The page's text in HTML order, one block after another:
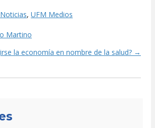
Noticias, UFM Medios
Martino
la economía en nombre de la salud? →